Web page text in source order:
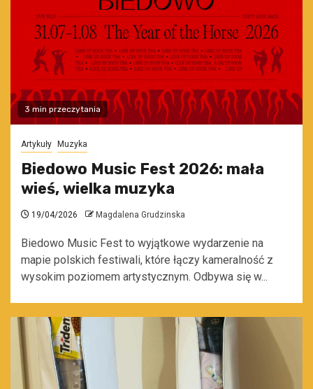
3 min przeczytania
Artykuły Muzyka
Biedowo Music Fest 2026: mała
wieś, wielka muzyka
19/04/2026 Magdalena Grudzinska
Biedowo Music Fest to wyjątkowe wydarzenie na
mapie polskich festiwali, które łączy kameralność z
wysokim poziomem artystycznym. Odbywa się w...